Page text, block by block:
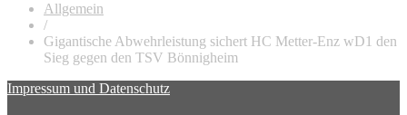
Allgemein
/
Gigantische Abwehrleistung sichert HC Metter-Enz wD1 den
Sieg gegen den TSV Bönnigheim
Impressum und Datenschutz